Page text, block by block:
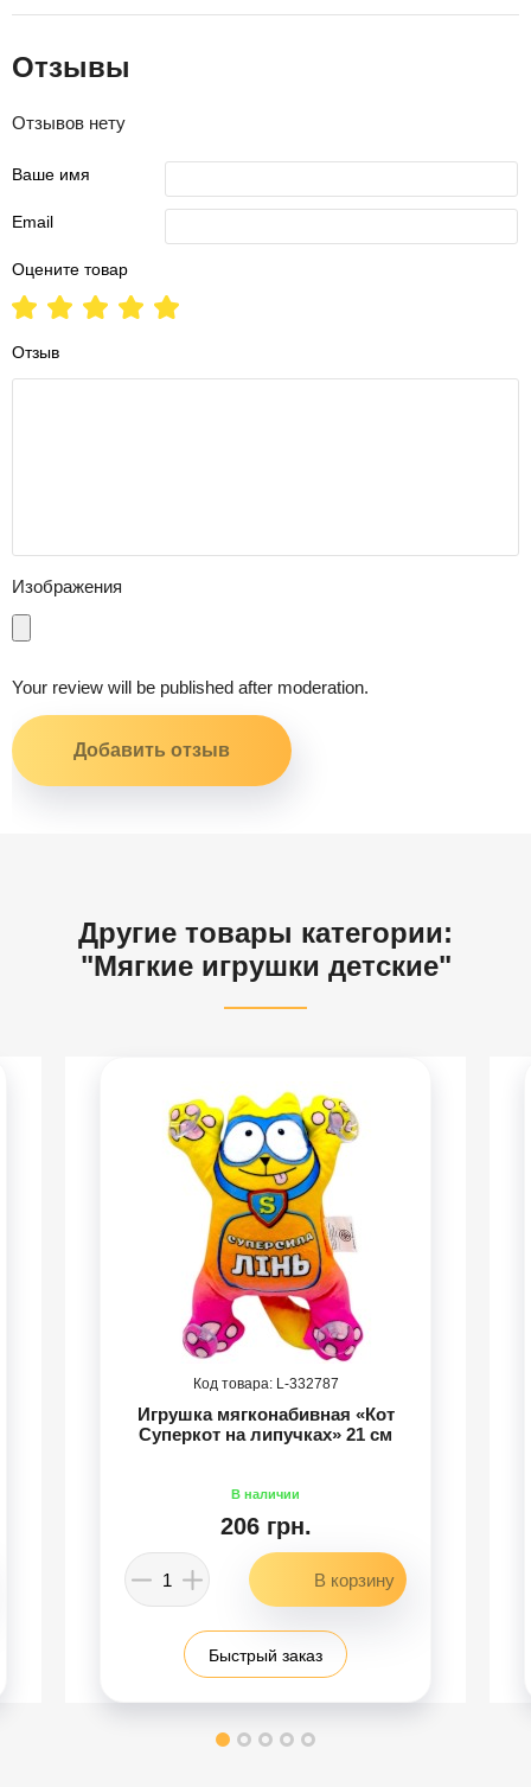
Отзывы
Отзывов нету
Ваше имя
Email
Оцените товар
Отзыв
Изображения
Your review will be published after moderation.
Другие товары категории:
"Мягкие игрушки детские"
332787
Игрушка мягконабивная «Кот
Суперкот на липучках» 21 см
206 грн.
Быстрый заказ